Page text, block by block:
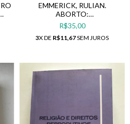
EMMERICK, RULIAN.
ABORTO:
(DES)CRIMINALIZAÇÃO,
DIREITOS HUMANOS,
DEMOCRACIA.
R$35,00
3X DE R$11,67SEM JUROS